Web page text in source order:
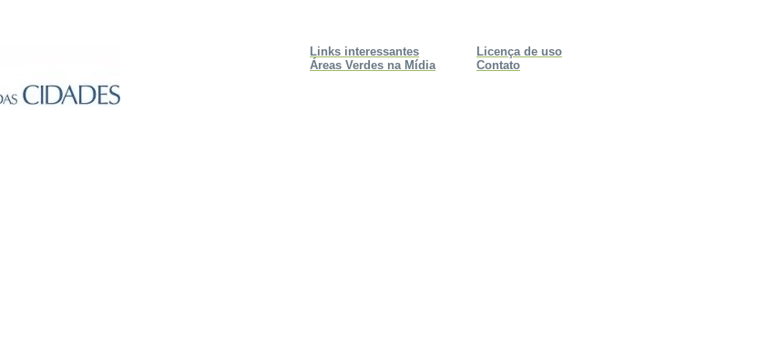
Licença de uso
Contato
Links interessantes
Áreas Verdes na Mídia